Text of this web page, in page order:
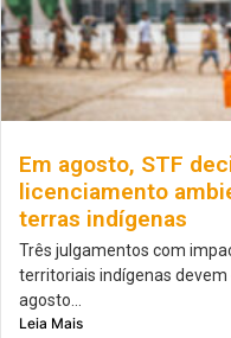
Em agosto, STF
licenciamento
terras indígenas
Três julgamentos com
territoriais indígenas devem
agosto...
Leia Mais